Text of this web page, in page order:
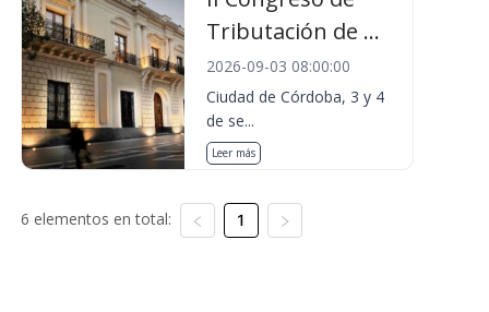
Tributación de ...
2026-09-03 08:00:00
Ciudad de Córdoba, 3 y 4
de se...
Leer más
6 elementos en total: 1